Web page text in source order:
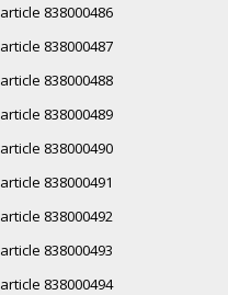
article 838000486
article 838000487
article 838000488
article 838000489
article 838000490
article 838000491
article 838000492
article 838000493
article 838000494